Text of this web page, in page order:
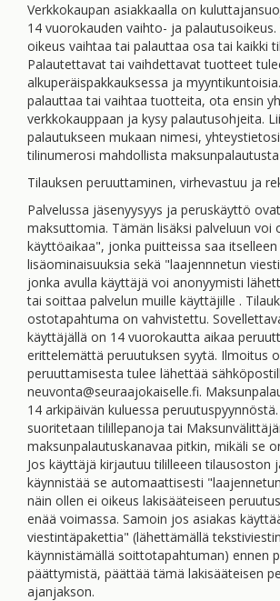
Verkkokaupan asiakkaalla on
14 vuorokauden vaihto- ja palautusoikeus.
oikeus vaihtaa tai palauttaa osa tai kaikki
Palautettavat tai vaihdettavat tuotteet
alkuperäispakkauksessa ja
palauttaa tai vaihtaa tuotteita, ota ensin
verkkokauppaan ja kysy palautusohjeita.
palautukseen mukaan nimesi,
tilinumerosi mahdollista
Tilauksen peruuttaminen, virhevastuu ja
Palvelussa jäsenyysyys ja peruskäyttö
maksuttomia. Tämän lisäksi palveluun voi
käyttöaikaa", jonka puitteissa saa itselleen
lisäominaisuuksia sekä "laajennnetun
jonka avulla käyttäjä voi anonyymisti
tai soittaa palvelun muille käyttäjille .
ostotapahtuma on vahvistettu.
käyttäjällä on 14 vuorokautta aikaa
erittelemättä peruutuksen syytä. Ilmoitus
peruuttamisesta tulee lähettää
neuvonta@seuraajokaiselle.fi.
14 arkipäivän kuluessa
suoritetaan tilillepanoja tai
maksunpalautuskanavaa pitkin, mikäli se
Jos käyttäjä kirjautuu tililleeen tilausoston
käynnistää se automaattisesti
näin ollen ei oikeus lakisääteiseen
enää voimassa. Samoin jos asiakas
viestintäpakettia" (lähettämällä
käynnistämällä soittotapahtuman) ennen
päättymistä, päättää tämä lakisääteisen
ajanjakson.